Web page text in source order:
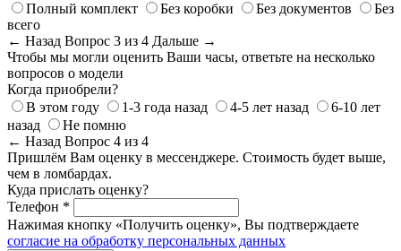
Полный комплект
Без коробки Без документов
Без
всего
← Назад Вопрос 3 из 4 Дальше →
Чтобы мы могли оценить Ваши часы, ответьте на несколько
вопросов о модели
Когда приобрели?
В этом году
1-3 года назад 4-5 лет назад
6-10 лет
назад
Не помню
← Назад Вопрос 4 из 4
Пришлём Вам оценку в мессенджере. Стоимость будет выше,
чем в ломбардах.
Куда прислать оценку?
Телефон *
Нажимая кнопку «Получить оценку», Вы подтверждаете
согласие на обработку персональных данных